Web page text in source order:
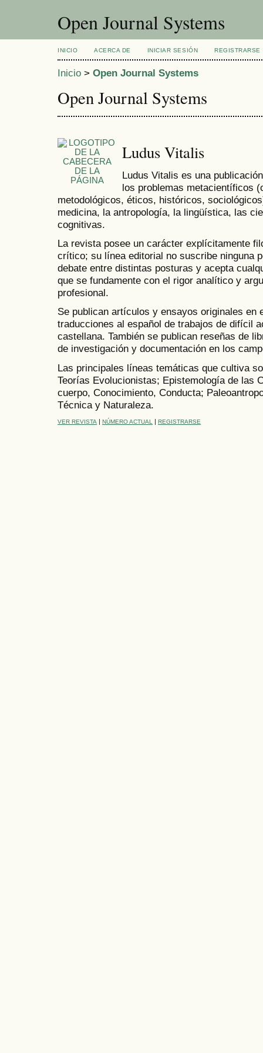
Open Journal Systems
INICIO ACERCA DE INICIAR SESIÓN REGISTRARSE
Inicio > Open Journal Systems
Open Journal Systems
Ludus Vitalis
Ludus Vitalis es una
los problemas metacientíficos
metodológicos, éticos, históricos,
medicina, la antropología, la lingüística, las
cognitivas.
La revista posee un carácter explícitamente
crítico; su línea editorial no suscribe ninguna
debate entre distintas posturas y acepta
que se fundamente con el rigor analítico y
profesional.
Se publican artículos y ensayos originales
traducciones al español de trabajos de difícil
castellana. También se publican reseñas de
de investigación y documentación en los
Las principales líneas temáticas que cultiva
Teorías Evolucionistas; Epistemología de las
cuerpo, Conocimiento, Conducta;
Técnica y Naturaleza.
VER REVISTA | NÚMERO ACTUAL | REGISTRARSE